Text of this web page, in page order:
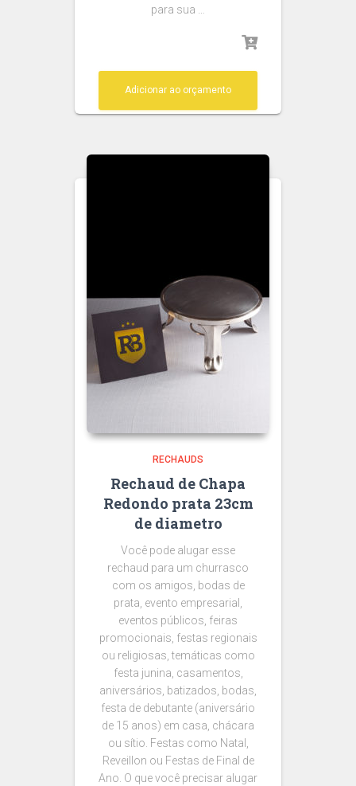
para sua …
Adicionar ao orçamento
RECHAUDS
Rechaud de Chapa
Redondo prata 23cm
de diametro
Você pode alugar esse
rechaud para um churrasco
com os amigos, bodas de
prata, evento empresarial,
eventos públicos, feiras
promocionais, festas regionais
ou religiosas, temáticas como
festa junina, casamentos,
aniversários, batizados, bodas,
festa de debutante (aniversário
de 15 anos) em casa, chácara
ou sítio. Festas como Natal,
Reveillon ou Festas de Final de
Ano. O que você precisar alugar